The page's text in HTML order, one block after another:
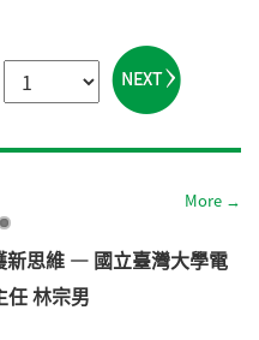
More →
新思維 — 國立臺灣大學電
任 林宗男